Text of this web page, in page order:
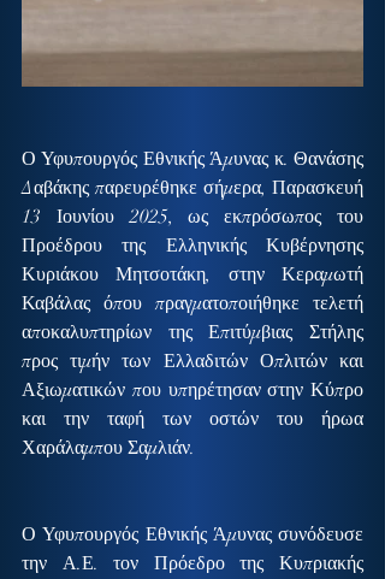
Ο Υφυπουργός Εθνικής Άμυνας κ. Θανάσης
Δαβάκης παρευρέθηκε σήμερα, Παρασκευή
13 Ιουνίου 2025, ως εκπρόσωπος του
Προέδρου της Ελληνικής Κυβέρνησης
Κυριάκου Μητσοτάκη, στην Κεραμωτή
Καβάλας όπου πραγματοποιήθηκε τελετή
αποκαλυπτηρίων της Επιτύμβιας Στήλης
προς τιμήν των Ελλαδιτών Οπλιτών και
Αξιωματικών που υπηρέτησαν στην Κύπρο
και την ταφή των οστών του ήρωα
Χαράλαμπου Σαμλιάν.
Ο Υφυπουργός Εθνικής Άμυνας συνόδευσε
την Α.Ε. τον Πρόεδρο της Κυπριακής